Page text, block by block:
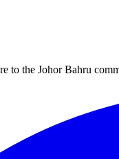
to the Johor Bahru